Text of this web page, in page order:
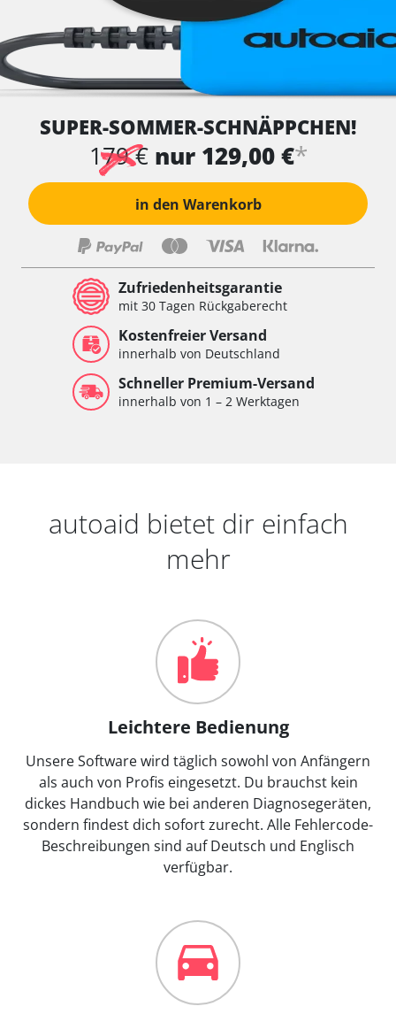
SUPER-SOMMER-SCHNÄPPCHEN!
179 € nur 129,00 €*
in den Warenkorb
Zufriedenheitsgarantie
mit 30 Tagen Rückgaberecht
Kostenfreier Versand
innerhalb von Deutschland
Schneller Premium-Versand
innerhalb von 1 – 2 Werktagen
autoaid bietet dir einfach
mehr
Leichtere Bedienung
Unsere Software wird täglich sowohl von Anfängern
als auch von Profis eingesetzt. Du brauchst kein
dickes Handbuch wie bei anderen Diagnosegeräten,
sondern findest dich sofort zurecht. Alle Fehlercode-
Beschreibungen sind auf Deutsch und Englisch
verfügbar.